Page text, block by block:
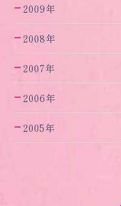
2009年
2008年
2007年
2006年
2005年